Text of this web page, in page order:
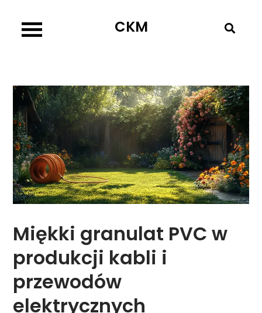
content
CKM
Miękki granulat PVC w
produkcji kabli i
przewodów
elektrycznych